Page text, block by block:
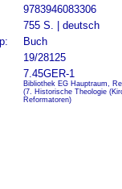
9783946083306
755 S. | deutsch
Buch
19/28125
7.45GER-1
Bibliothek EG Hauptraum,
(7. Historische Theologie
Reformatoren)